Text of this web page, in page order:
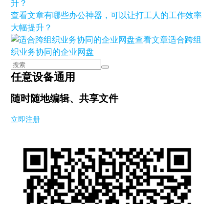
查看文章有哪些办公神器，可以让打工人的工作效率
大幅提升？
查看文章适合跨组
织业务协同的企业网盘
任意设备通用
随时随地编辑、共享文件
立即注册